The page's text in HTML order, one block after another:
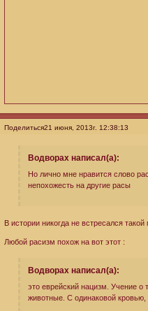
Поделиться21 июня, 2013г. 12:38:13
Водворах написал(а):
Но лично мне нравится слово
непохожесть на другие расы
В истории никогда не встресался
Любой расизм похож на вот этот :
Водворах написал(а):
это еврейский нацизм. Учение
животные. С одинаковой